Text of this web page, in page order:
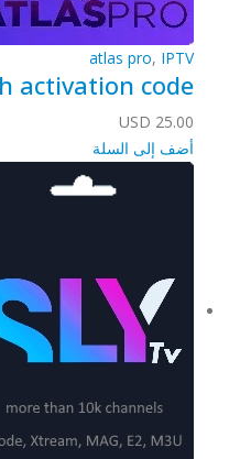
atlas pro, IPTV
activation code
USD 25.00
أضف إلى السلة